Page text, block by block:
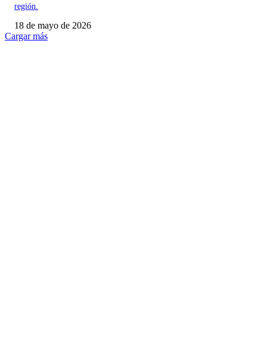
región.
18 de mayo de 2026
Cargar más